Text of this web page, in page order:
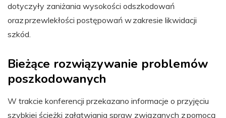
dotyczyły zaniżania wysokości odszkodowań
oraz przewlekłości postępowań w zakresie likwidacji
szkód.
Bieżące rozwiązywanie problemów
poszkodowanych
W trakcie konferencji przekazano informacje o przyjęciu
szybkiej ścieżki załatwiania spraw związanych z pomocą